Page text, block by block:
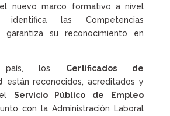
nuevo marco formativo a nivel
identifica las Competencias
garantiza su reconocimiento en
país, los Certificados de
están reconocidos, acreditados y
Servicio Público de Empleo
con la Administración Laboral